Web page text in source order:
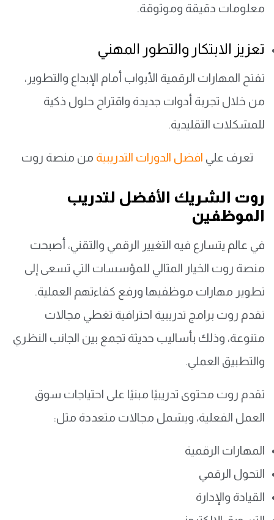
معلومات دقيقة وموثوقة.
تعزيز الابتكار والتطور المهني
تفتح المهارات الرقمية الأبواب أمام الإبداع والتطوير،
من خلال تجربة أدوات جديدة واقتراح حلول ذكية
للمشكلات التقليدية.
تعرف علي افضل الدورات التدريبية من منصة روت
روت الشريك الأفضل لتدريب
الموظفين
في عالم يتسارع فيه التغيير الرقمي والتقني، أصبحت
منصة روت الخيار المثالي للمؤسسات التي تسعى إلى
تطوير مهارات موظفيها ورفع كفاءتهم العملية.
تقدم روت برامج تدريبية احترافية تغطي مجالات
متنوعة، وذلك بأساليب حديثة تجمع بين الجانب النظري
والتطبيق العملي.
تقدم روت محتوى تدريبيًا مبنيًا على احتياجات سوق
العمل الفعلية، ويشمل مجالات متعددة مثل:
المهارات الرقمية
التحول الرقمي
القيادة والإدارة